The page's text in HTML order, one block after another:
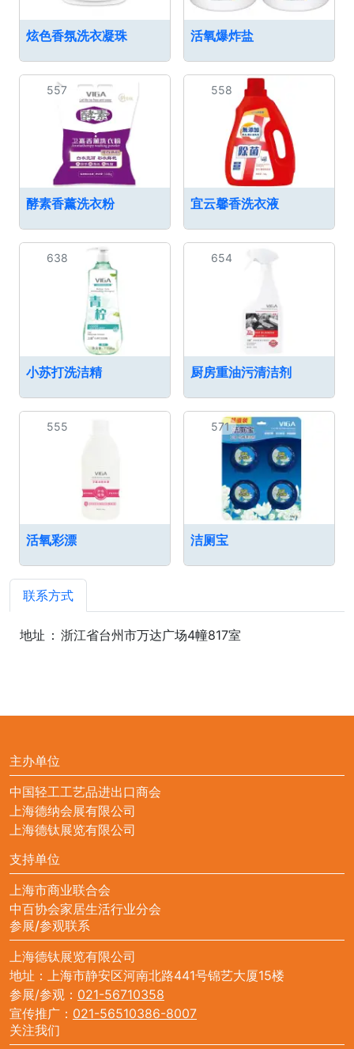
炫色香氛洗衣凝珠 活氧爆炸盐
557
酵素香薰洗衣粉
558
宜云馨香洗衣液
638
小苏打洗洁精
654
厨房重油污清洁剂
555
活氧彩漂
571
洁厕宝
联系方式
地址 ： 浙江省台州市万达广场4幢817室
主办单位
中国轻工工艺品进出口商会
上海德纳会展有限公司
上海德钛展览有限公司
支持单位
上海市商业联合会
中百协会家居生活行业分会
参展/参观联系
上海德钛展览有限公司
地址：上海市静安区河南北路441号锦艺大厦15楼
参展/参观： 021-56710358
宣传推广： 021-56510386-8007
关注我们